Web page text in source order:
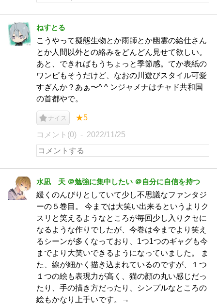
ねすとる
こうやって擬態生物とか雨師とか幽霊の給仕さん
とか人間以外との絡みをどんどん見せて欲しい。
あと、できればもうちょっと季節感。てか表紙の
ワンピもそうだけど、なおの川遊びスタイル可愛
すぎんか？あぁ〜^ ^ ンジャメナはチャド共和国
の首都やで。
ナイス ★5
コメント(0) 2022/11/25
水凪 天 ＠勉強に集中したい ＠自分に自信を持つ
緩くのんびりとしていて少し不思議なファンタジ
ーの５巻目。 今までは大笑い出来るというよりク
スリと笑えるようなところが毎回少し入りクセに
なるような作りでしたが、今巻は今までより笑え
るシーンが多くなっており、1つ1つのギャグも今
までより大笑いできるようになっていました。 ま
た、線が細かく描き込まれているのですが、１つ
１つの絵も表現力が高く、猫の顔の丸い感じだっ
たり、手の描き方だったり、シンプルなところの
絵もかなり上手いです。→